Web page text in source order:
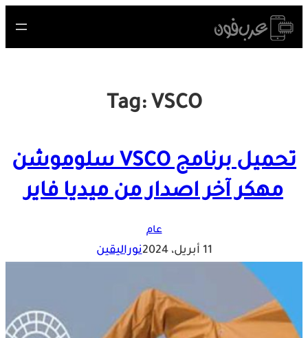
Skip
to
Tag: VSCO
تحميل برنامج VSCO سلوموشن
مهكر آخر اصدار من ميديا فاير
عام
11 أبريل، 2024 نوراليقين